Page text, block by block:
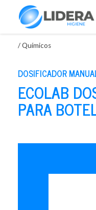
/Químicos
DOSIFICADOR
ECOLAB
PARA